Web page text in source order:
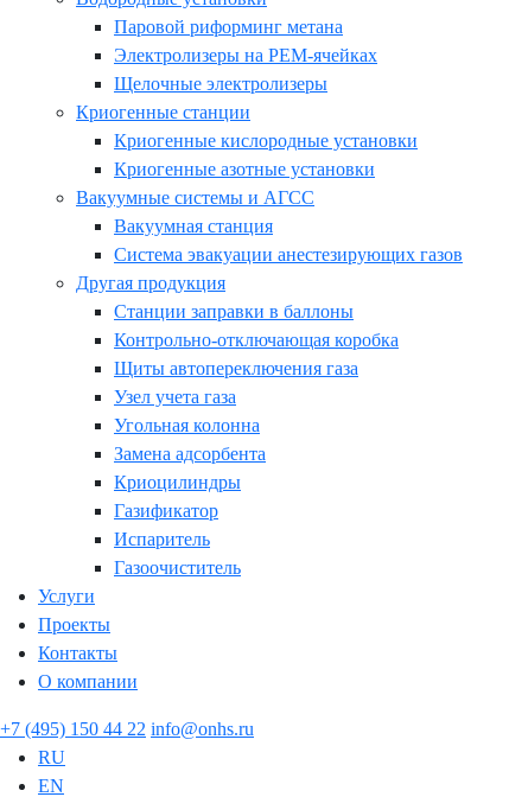
Паровой риформинг метана
Электролизеры на PEM-ячейках
Щелочные электролизеры
Криогенные станции
Криогенные кислородные установки
Криогенные азотные установки
Вакуумные системы и АГСС
Вакуумная станция
Система эвакуации анестезирующих газов
Другая продукция
Станции заправки в баллоны
Контрольно-отключающая коробка
Щиты автопереключения газа
Узел учета газа
Угольная колонна
Замена адсорбента
Криоцилиндры
Газификатор
Испаритель
Газоочиститель
Услуги
Проекты
Контакты
О компании
+7 (495) 150 44 22 info@onhs.ru
RU
EN